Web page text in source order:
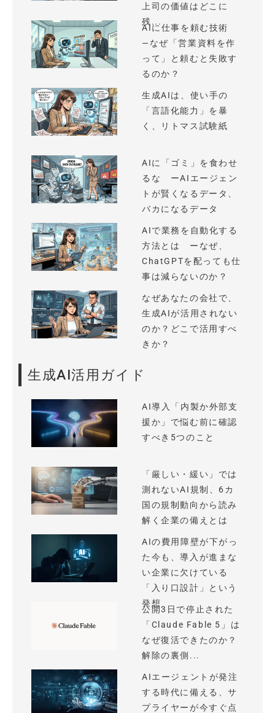
上司の価値はどこに
残...
AIに仕事を頼む技術
—なぜ「営業資料を作
って」と頼むと失敗す
るのか？
生成AIは、使い手の
「言語化能力」を暴
く、リトマス試験紙
AIに「ゴミ」を食わせ
るな ーAIエージェン
トが賢くなるデータ、
バカになるデータ
AIで業務を自動化する
方法とは ーなぜ、
ChatGPTを配っても仕
事は減らないのか？
なぜあなたの会社で、
生成AIが活用されない
のか？どこで活用すべ
きか？
生成AI活用ガイド
AI導入「内製か外部支
援か」で悩む前に確認
すべき5つのこと
「厳しい・緩い」では
測れないAI規制、6カ
国の規制動向から読み
解く企業の備えとは
AIの費用障壁が下がっ
た今も、導入が進まな
い企業に欠けている
「入り口設計」という
発想
公開3日で停止された
「Claude Fable 5」は
なぜ復活できたのか？
解除の裏側...
AIエージェントが発注
する時代に備える、サ
プライヤーが今すぐ点